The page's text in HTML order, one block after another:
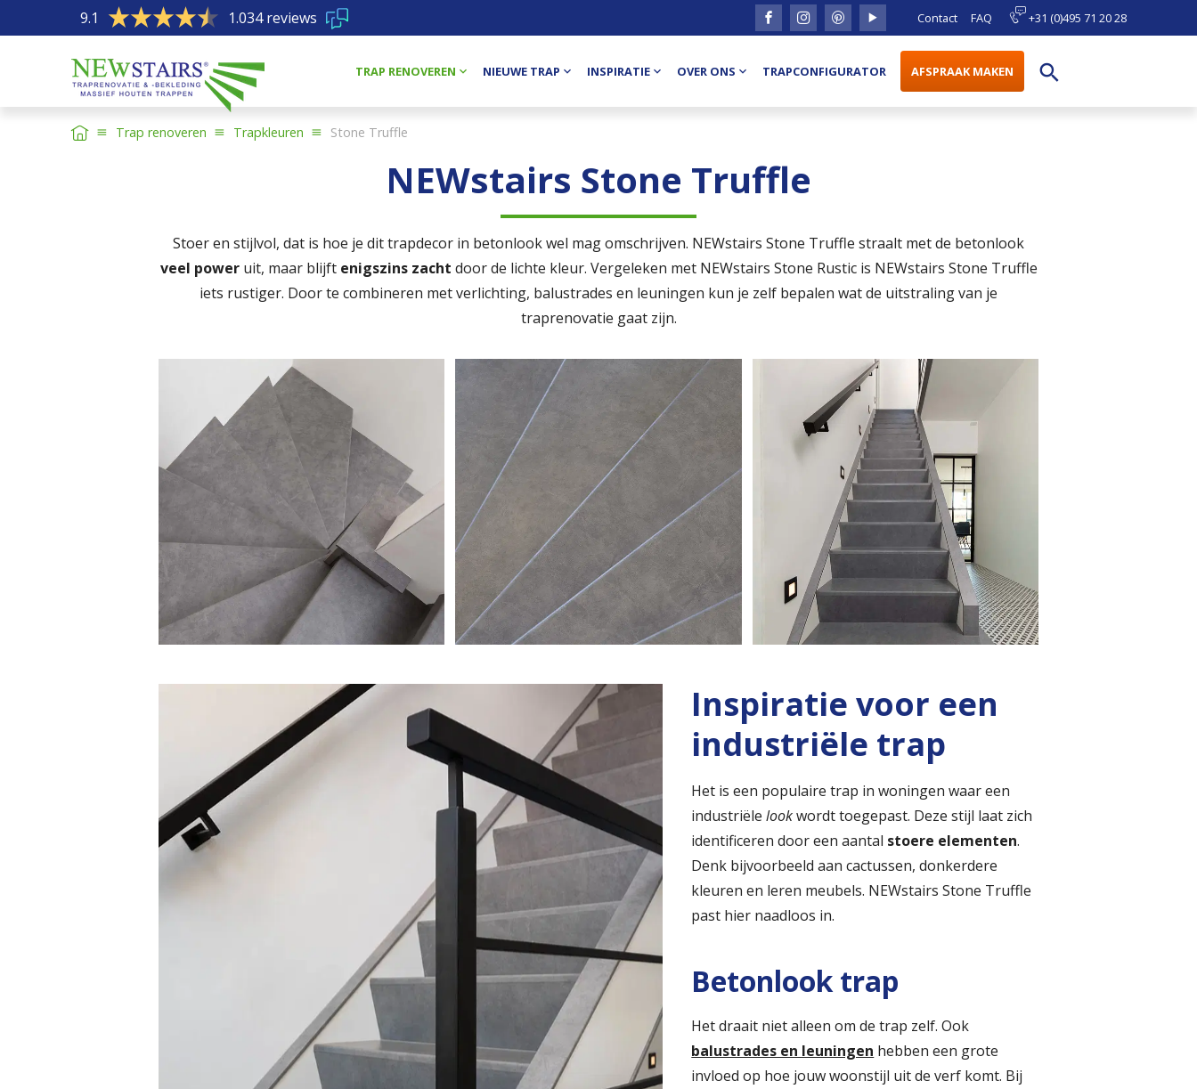
9.1 1.034 reviews Contact FAQ +31 (0)495 71 20 28
TRAP RENOVEREN NIEUWE TRAP INSPIRATIE OVER ONS TRAPCONFIGURATOR AFSPRAAK MAKEN search
Trap renoveren Trapkleuren Stone Truffle
NEWstairs Stone Truffle
Stoer en stijlvol, dat is hoe je dit trapdecor in betonlook wel mag omschrijven. NEWstairs Stone Truffle straalt met de betonlook
veel poweruit, maar blijft enigszins zacht door de lichte kleur. Vergeleken met NEWstairs Stone Rustic is NEWstairs Stone Truffle
iets rustiger. Door te combineren met verlichting, balustrades en leuningen kun je zelf bepalen wat de uitstraling van je
traprenovatie gaat zijn.
Inspiratie voor een
industriële trap
Het is een populaire trap in woningen waar een
industriëlelookwordt toegepast. Deze stijl laat zich
identificeren door een aantal stoere elementen.
Denk bijvoorbeeld aan cactussen, donkerdere
kleuren en leren meubels. NEWstairs Stone Truffle
past hier naadloos in.
Betonlook trap
Het draait niet alleen om de trap zelf. Ook
balustrades en leuningen hebben een grote
invloed op hoe jouw woonstijl uit de verf komt. Bij